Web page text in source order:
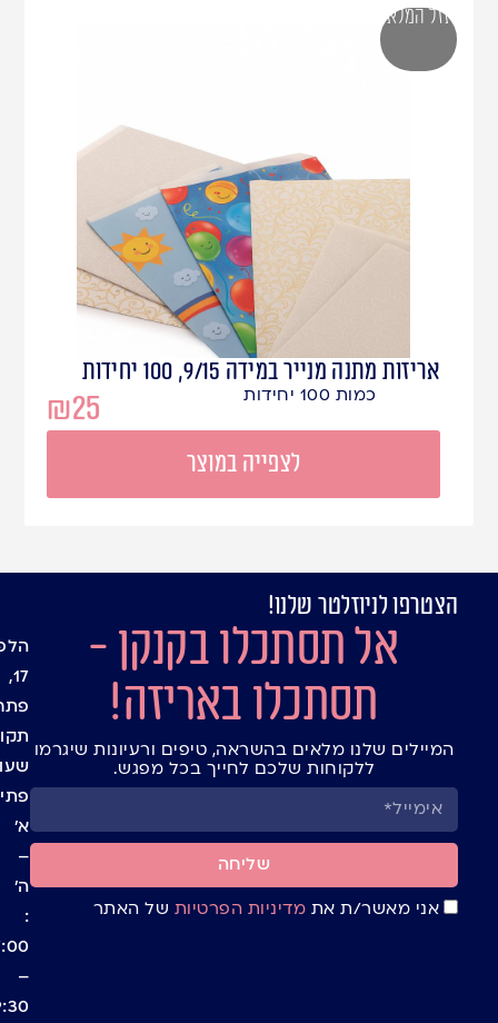
אריזות מתנה מנייר במידה 9/15, 100 יחידות
₪25 כמות 100 יחידות
לצפייה במוצר
אזל המלאי
הצטרפו לניוזלטר שלנו!
אל תסתכלו בקנקן -
תסתכלו באריזה!
המיילים שלנו מלאים בהשראה, טיפים ורעיונות שיגרמו
ללקוחות שלכם לחייך בכל מפגש.
אני מאשר/ת את מדיניות הפרטיות של האתר
שליחה
חגים
בלוג
חנות
קשר
17,
א’
–
ה’
:
–